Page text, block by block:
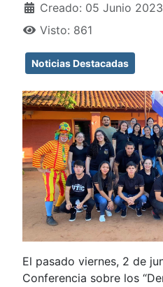
Creado: 05 Junio 2023
Visto: 861
Noticias Destacadas
El pasado viernes, 2 de
Conferencia sobre los